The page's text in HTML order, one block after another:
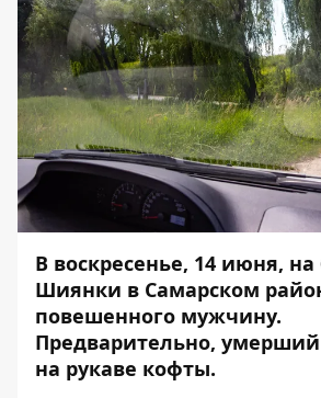
В воскресенье, 14 июня, на
Шиянки в Самарском
повешенного мужчину.
Предварительно, умерший
на рукаве кофты.